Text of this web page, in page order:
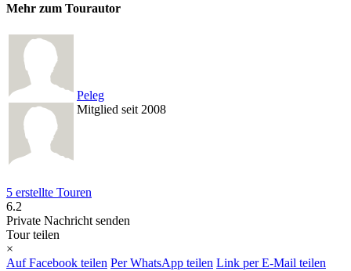
Mehr zum Tourautor
Peleg
Mitglied seit 2008
5 erstellte Touren
6.2
Private Nachricht senden
Tour teilen
×
Auf Facebook teilen Per WhatsApp teilen Link per E-Mail teilen